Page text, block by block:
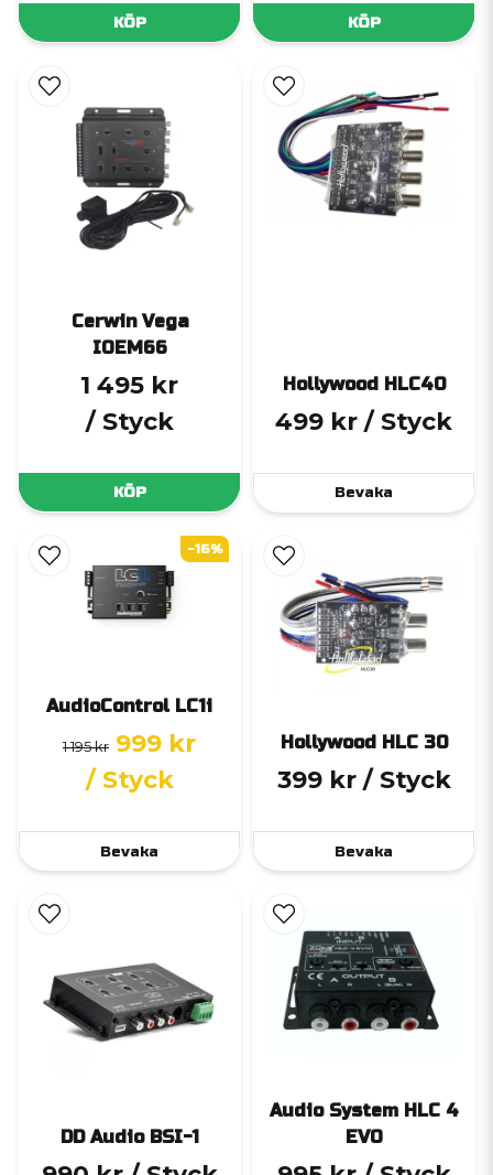
KÖP KÖP
Cerwin Vega
IOEM66
1 495 kr
/ Styck
KÖP
Hollywood HLC40
499 kr / Styck
Bevaka
AudioControl LC1i
1 195 kr 999 kr
/ Styck
Bevaka
-16%
Hollywood HLC 30
399 kr / Styck
Bevaka
DD Audio BSI-1
Audio System HLC 4
EVO